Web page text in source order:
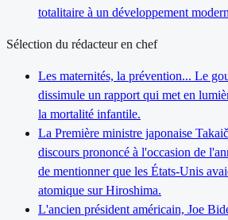
totalitaire à un développement
Sélection du rédacteur en chef
Les maternités, la prévention... Le
dissimule un rapport qui met en
la mortalité infantile.
La Première ministre japonaise
discours prononcé à l'occasion de
de mentionner que les États-Unis
atomique sur Hiroshima.
L'ancien président américain, Joe